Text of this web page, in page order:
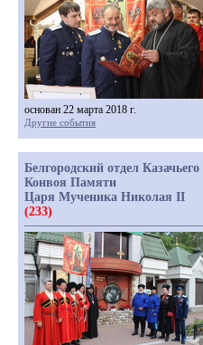
основан 22 марта 2018 г.
Другие события
Белгородский отдел Казачьего
Конвоя Памяти
Царя Мученика Николая II
(233)